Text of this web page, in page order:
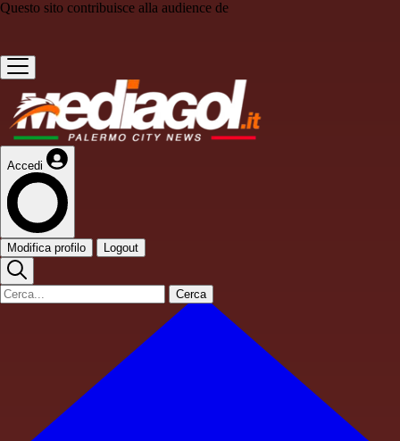
Questo sito contribuisce alla audience de
Accedi
Modifica profilo Logout
Cerca